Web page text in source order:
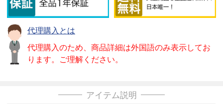
代理購入とは
代理購入のため、商品詳細は外国語のみ表示してお
ります。ご理解ください。
アイテム説明